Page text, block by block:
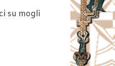
su mogli